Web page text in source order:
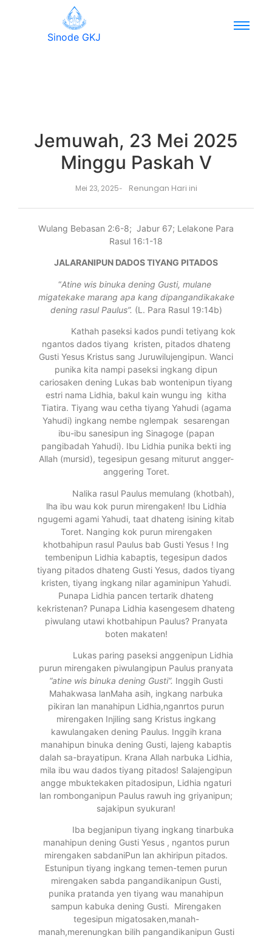
Sinode GKJ
Jemuwah, 23 Mei 2025
Minggu Paskah V
Mei 23, 2025- Renungan Hari ini
Wulang Bebasan 2:6-8; Jabur 67; Lelakone Para
Rasul 16:1-18
JALARANIPUN DADOS TIYANG PITADOS
“Atine wis binuka dening Gusti, mulane
migatekake marang apa kang dipangandikakake
dening rasul Paulus”. (L. Para Rasul 19:14b)
Kathah paseksi kados pundi tetiyang kok
ngantos dados tiyang kristen, pitados dhateng
Gusti Yesus Kristus sang Juruwilujengipun. Wanci
punika kita nampi paseksi ingkang dipun
cariosaken dening Lukas bab wontenipun tiyang
estri nama Lidhia, bakul kain wungu ing kitha
Tiatira. Tiyang wau cetha tiyang Yahudi (agama
Yahudi) ingkang nembe nglempak sesarengan
ibu-ibu sanesipun ing Sinagoge (papan
pangibadah Yahudi). Ibu Lidhia punika bekti ing
Allah (mursid), tegesipun gesang miturut angger-
anggering Toret.
Nalika rasul Paulus memulang (khotbah),
lha ibu wau kok purun mirengaken! Ibu Lidhia
ngugemi agami Yahudi, taat dhateng isining kitab
Toret. Nanging kok purun mirengaken
khotbahipun rasul Paulus bab Gusti Yesus ! Ing
tembenipun Lidhia kabaptis, tegesipun dados
tiyang pitados dhateng Gusti Yesus, dados tiyang
kristen, tiyang ingkang nilar agaminipun Yahudi.
Punapa Lidhia pancen tertarik dhateng
kekristenan? Punapa Lidhia kasengesem dhateng
piwulang utawi khotbahipun Paulus? Pranyata
boten makaten!
Lukas paring paseksi anggenipun Lidhia
purun mirengaken piwulangipun Paulus pranyata
“atine wis binuka dening Gusti”. Inggih Gusti
Mahakwasa lanMaha asih, ingkang narbuka
pikiran lan manahipun Lidhia,nganrtos purun
mirengaken Injiling sang Kristus ingkang
kawulangaken dening Paulus. Inggih krana
manahipun binuka dening Gusti, lajeng kabaptis
dalah sa-brayatipun. Krana Allah narbuka Lidhia,
mila ibu wau dados tiyang pitados! Salajengipun
angge mbuktekaken pitadosipun, Lidhia ngaturi
lan rombonganipun Paulus rawuh ing griyanipun;
sajakipun syukuran!
Iba begjanipun tiyang ingkang tinarbuka
manahipun dening Gusti Yesus , ngantos purun
mirengaken sabdaniPun lan akhiripun pitados.
Estunipun tiyang ingkang temen-temen purun
mirengaken sabda pangandikanipun Gusti,
punika pratanda yen tiyang wau manahipun
sampun kabuka dening Gusti. Mirengaken
tegesipun migatosaken,manah-
manah,merenungkan bilih pangandikanipun Gusti